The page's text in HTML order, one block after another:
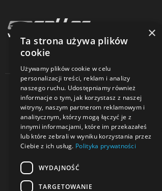
MOJE KONTO
Moje pokwitowania
Mój koszyk
SALLER
×
Ta strona używa plików
cookie
Używamy plików cookie w celu
personalizacji treści, reklam i analizy
naszego ruchu. Udostępniamy również
informacje o tym, jak korzystasz z naszej
witryny, naszym partnerom reklamowym i
analitycznym, którzy mogą łączyć je z
innymi informacjami, które im przekazałeś
lub które zebrali w wyniku korzystania przez
Ciebie z ich usług. Polityka prywatności
WYDAJNOŚĆ
TARGETOWANIE